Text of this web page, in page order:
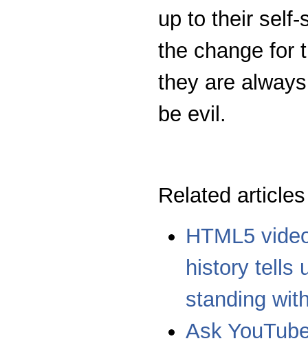
up to their self-
the change for
they are
be evil.
Related
HTML5
history tells
standing
Ask